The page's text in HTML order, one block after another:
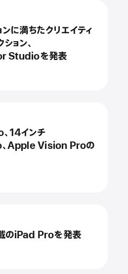
に満ちたクリエイティ
ョン、
Studioを発表
14インチ
Apple Vision Proの
のiPad Proを発表